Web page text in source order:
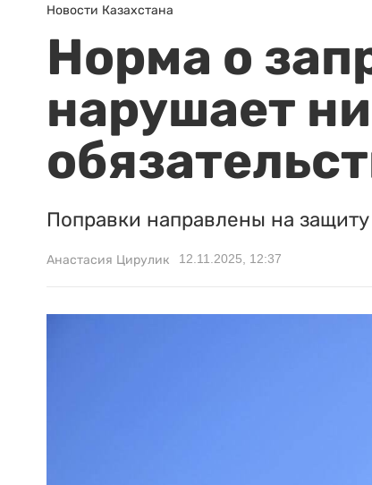
Новости Казахстана
Норма о
нарушает
Поправки направлены на
Анастасия Цирулик 12.11.2025, 12:37